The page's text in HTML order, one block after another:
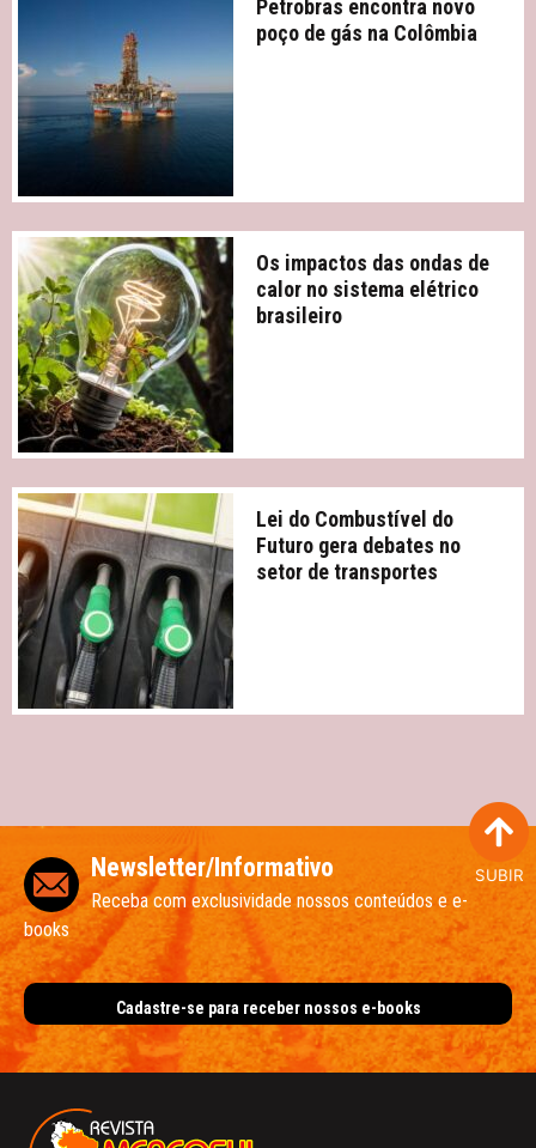
Petrobras encontra novo
poço de gás na Colômbia
Os impactos das ondas de
calor no sistema elétrico
brasileiro
Lei do Combustível do
Futuro gera debates no
setor de transportes
SUBIR
Newsletter/Informativo
Receba com exclusividade nossos conteúdos e e-
books
Cadastre-se para receber nossos e-books